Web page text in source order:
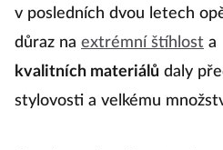
v posledních dvou letech
důraz na extrémní štíhlost a
kvalitních materiálů daly
stylovosti a velkému